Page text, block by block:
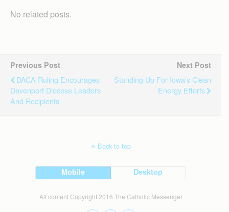
No related posts.
Previous Post
DACA Ruling Encourages
Davenport Diocese Leaders
And Recipients
Next Post
Standing Up For Iowa’s Clean
Energy Efforts
Back to top
Mobile Desktop
All content Copyright 2016 The Catholic Messenger